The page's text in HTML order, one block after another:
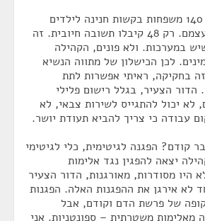
בסוף, ב-2018 הגישו 140 משפחות בקשות חנינה לילדים
שלהן, או הצעירים בעצמם. רק 48 קיבלו תשובה חיובית. זה
במערכות. ולא פונים, הקהילה
לכן הכישלון של מתווה הנשיא
בחקיקה, ראיתי אפשרות לתת
הדור הצעיר, בגלל רישום פלילי
לא יכול להתגייס לשירות צבאי, לא
עבודה כי צריך להביא תעודת יושר.
קודם? הפגנה לגיטימית, כלי לגיטימי
יצאה להפגין נגד אלימות
היו מסודרות, מאורגנות, הדור הצעיר
לא אירגן את ההפגנות האלה. הפגנות
של פרשת הדם וקודם, אבל
מאלימות משטרתית – ספונטניות. אני